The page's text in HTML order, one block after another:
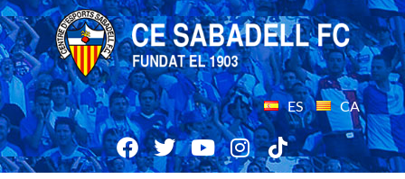
ES CA